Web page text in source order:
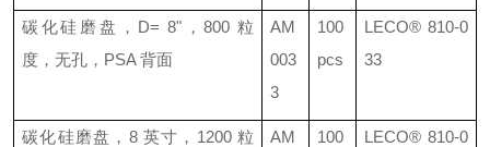
碳化硅磨盘， D= 8"，800粒
度，无孔， PSA背面
AM
003
3
100
pcs
LECO® 810-0
33
碳化硅磨盘， 8 英寸， 1200粒
AM
100
LECO® 810-0